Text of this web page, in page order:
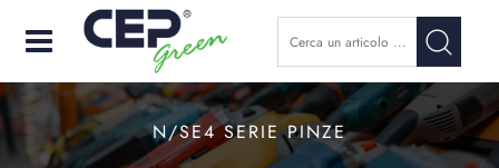
Open
N/SE4 SERIE PINZE